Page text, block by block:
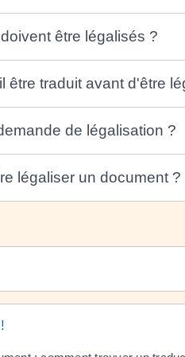
être légalisés ?
être traduit avant d'être
de légalisation ?
légaliser un document ?